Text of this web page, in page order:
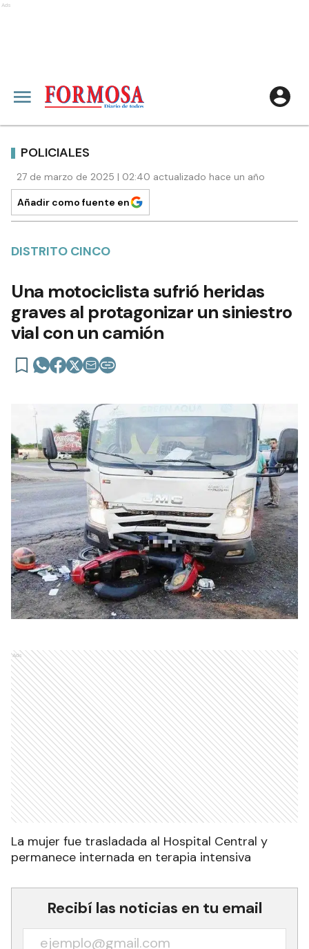
Ads
POLICIALES
27 de marzo de 2025 | 02:40 actualizado hace un año
Añadir como fuente en
DISTRITO CINCO
Una motociclista sufrió heridas
graves al protagonizar un siniestro
vial con un camión
Ads
La mujer fue trasladada al Hospital Central y
permanece internada en terapia intensiva
Recibí las noticias en tu email